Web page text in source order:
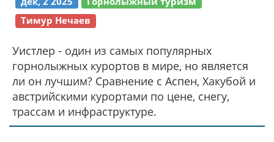
Тимур Нечаев
Уистлер - один из самых популярных
горнолыжных курортов в мире, но является
ли он лучшим? Сравнение с Аспен, Хакубой и
австрийскими курортами по цене, снегу,
трассам и инфраструктуре.